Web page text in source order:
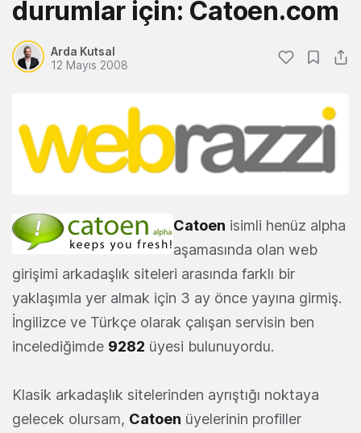
durumlar için: Catoen.com
Arda Kutsal
12 Mayıs 2008
Catoen isimli henüz alpha
aşamasında olan web
girişimi arkadaşlık siteleri arasında farklı bir
yaklaşımla yer almak için 3 ay önce yayına girmiş.
İngilizce ve Türkçe olarak çalışan servisin ben
incelediğimde 9282 üyesi bulunuyordu.
Klasik arkadaşlık sitelerinden ayrıştığı noktaya
gelecek olursam, Catoen üyelerinin profiller